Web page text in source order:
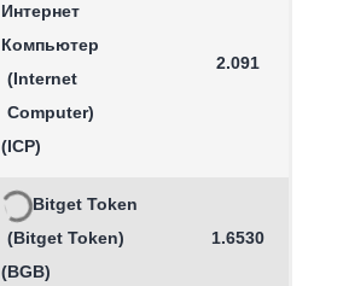
Интернет
Компьютер
(Internet
Computer)
(ICP)
2.091
Bitget Token
(Bitget Token)
(BGB)
1.6530